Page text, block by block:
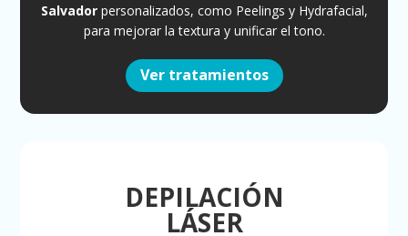
Salvadorpersonalizados, como Peelings y Hydrafacial,
para mejorar la textura y unificar el tono.
Ver tratamientos
DEPILACIÓN
LÁSER